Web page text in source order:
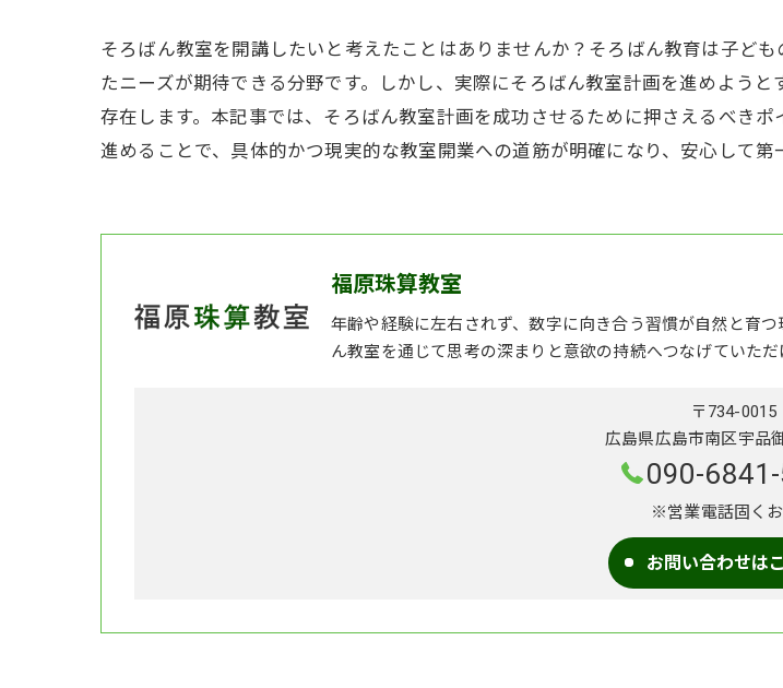
そろばん教室を開講したいと考えたことはありませんか？そろばん教育は子ど
たニーズが期待できる分野です。しかし、実際にそろばん教室計画を進めよう
存在します。本記事では、そろばん教室計画を成功させるために押さえるべき
進めることで、具体的かつ現実的な教室開業への道筋が明確になり、安心して第
福原珠算教室
年齢や経験に左右されず、数字に向き合う習慣が自然と育
ん教室を通じて思考の深まりと意欲の持続へつなげていただ
〒734-0015
広島県広島市南区宇品
090-
※営業電話固く
お問い合わせは